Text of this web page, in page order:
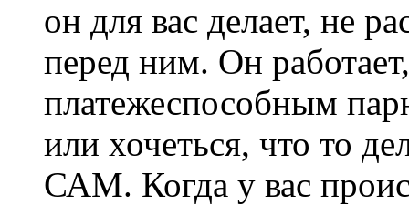
он для вас делает, не
перед ним. Он
платежеспособным
или хочеться, что то
САМ. Когда у вас